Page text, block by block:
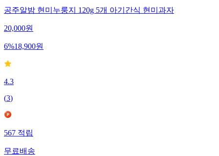
공주알밤 현미누룽지 120g 5개 아기간식 현미과자
20,000원
6%18,900원
4.3
(3)
567 적립
무료배송